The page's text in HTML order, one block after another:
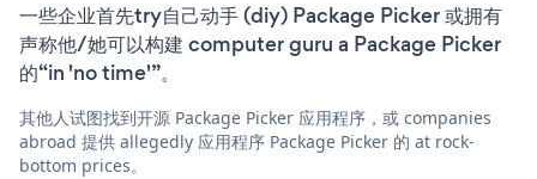
一些企业首先try自己动手 (diy) Package Picker 或拥有
声称他/她可以构建 computer guru a Package Picker
的“in 'no time'”。
其他人试图找到开源 Package Picker 应用程序，或 companies
abroad 提供 allegedly 应用程序 Package Picker 的 at rock-
bottom prices。